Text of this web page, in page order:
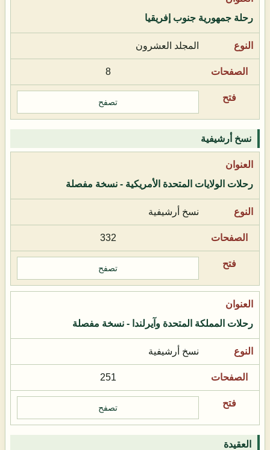
رحلة جمهورية جنوب إفريقيا
المجلد العشرون
8
تصفح
نسخ أرشيفية
رحلات الولايات المتحدة الأمريكية - نسخة مفصلة
نسخ أرشيفية
332
تصفح
رحلات المملكة المتحدة وآيرلندا - نسخة مفصلة
نسخ أرشيفية
251
تصفح
العقيدة